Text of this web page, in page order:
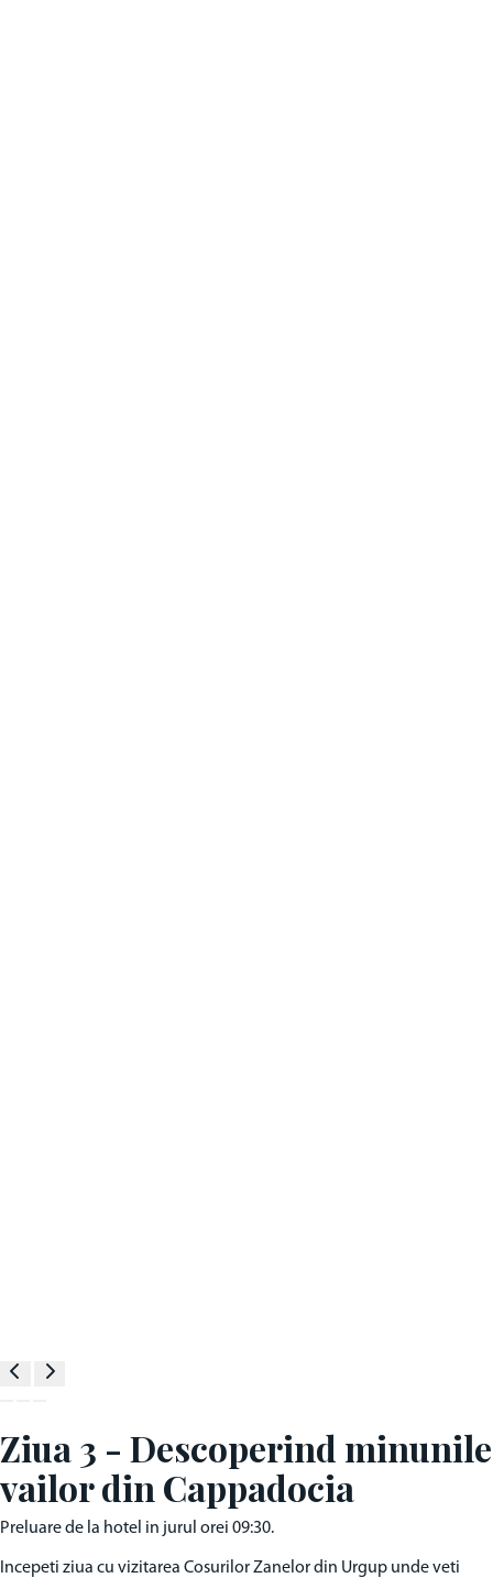
Ziua 3 - Descoperind minunile
vailor din Cappadocia
Preluare de la hotel in jurul orei 09:30.
Incepeti ziua cu vizitarea Cosurilor Zanelor din Urgup unde veti